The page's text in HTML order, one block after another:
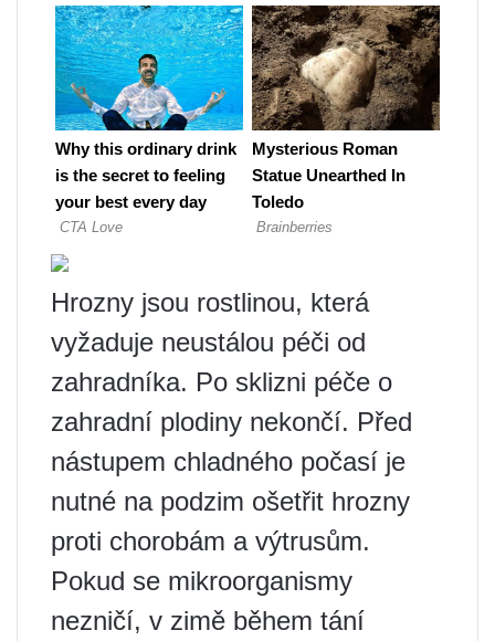
Hrozny jsou rostlinou, která
vyžaduje neustálou péči od
zahradníka. Po sklizni péče o
zahradní plodiny nekončí. Před
nástupem chladného počasí je
nutné na podzim ošetřit hrozny
proti chorobám a výtrusům.
Pokud se mikroorganismy
nezničí, v zimě během tání